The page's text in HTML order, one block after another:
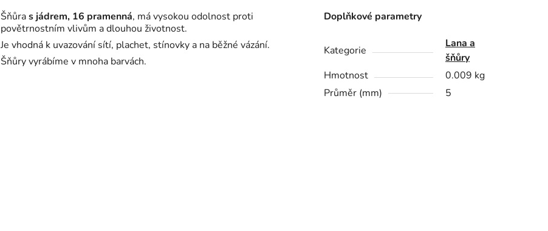
Šňůras jádrem, 16 pramenná, má vysokou odolnost proti
povětrnostním vlivům a dlouhou životnost.
Je vhodná k uvazování sítí, plachet, stínovky a na běžné vázání.
Šňůry vyrábíme v mnoha barvách.
Doplňkové parametry
Kategorie
Lana a
šňůry
Hmotnost
0.009 kg
Průměr (mm)
5